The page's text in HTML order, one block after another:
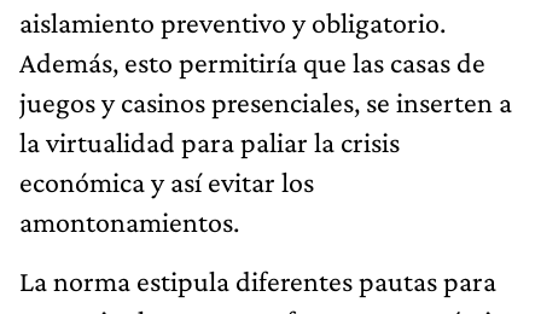
aislamiento preventivo y obligatorio.
Además, esto permitiría que las casas de
juegos y casinos presenciales, se inserten a
la virtualidad para paliar la crisis
económica y así evitar los
amontonamientos.
La norma estipula diferentes pautas para